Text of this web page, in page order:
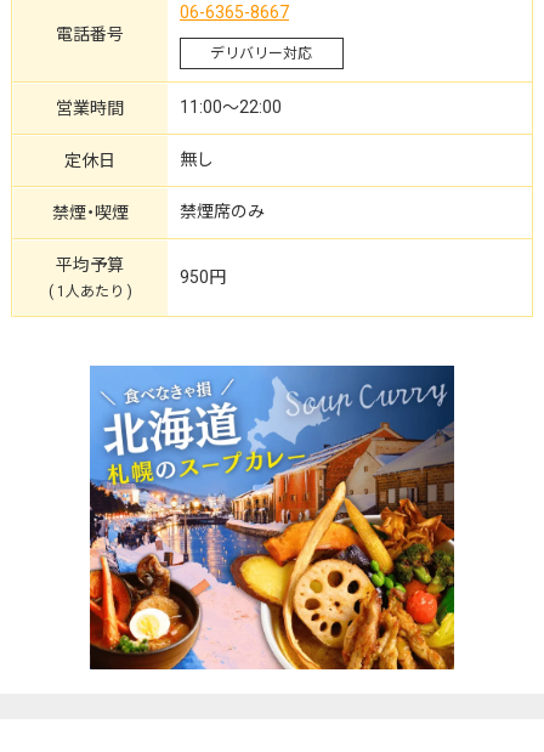
電話番号
06-6365-8667
デリバリー対応
営業時間 11:00～22:00
定休日 無し
禁煙・喫煙 禁煙席のみ
平均予算
( 1人あたり )
950円